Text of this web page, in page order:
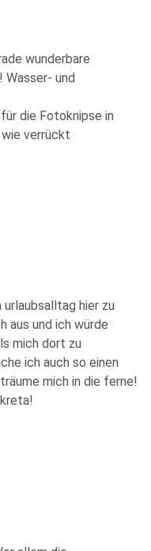
wunderbare
Wasser- und
die Fotoknipse in
wie verrückt
hier zu
aus und ich würde
mich dort zu
ich auch so einen
mich in die ferne!